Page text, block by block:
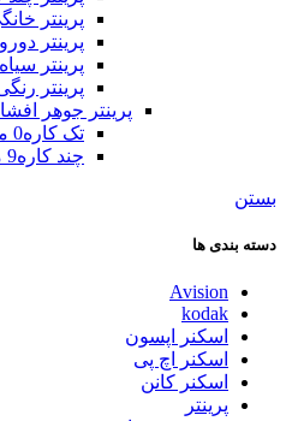
پرینتر
پرینتر
پرینتر
پرینتر
پرینتر جوهر
تک کاره0 محصول
چند کاره9 محصول
بستن
دسته بندی ها
Avision
kodak
اسکنر اپسون
اسکنر اچ پی
اسکنر کانن
پرینتر